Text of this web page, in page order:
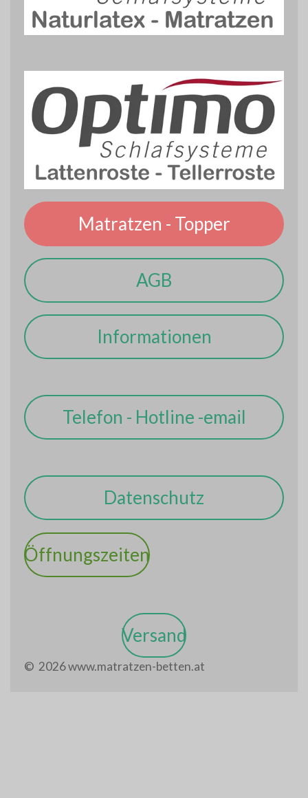
Matratzen - Topper
AGB
Informationen
Telefon - Hotline -email
Datenschutz
Öffnungszeiten
Versand
© 2026 www.matratzen-betten.at